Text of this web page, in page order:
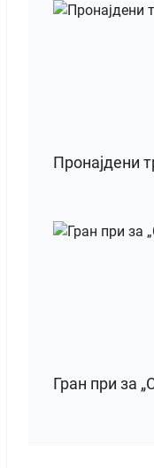
Пронајдени
Гран при за